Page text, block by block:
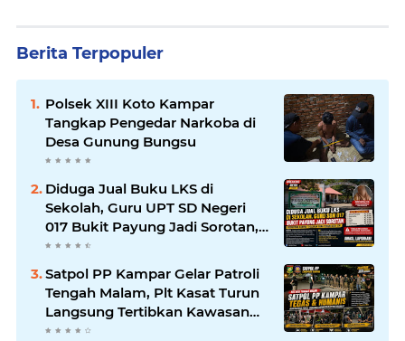
Berita Terpopuler
Polsek XIII Koto Kampar
Tangkap Pengedar Narkoba di
Desa Gunung Bungsu
Diduga Jual Buku LKS di
Sekolah, Guru UPT SD Negeri
017 Bukit Payung Jadi Sorotan,
Disdikpora Kampar Tegaskan
Tidak Pernah Beri Izin
Satpol PP Kampar Gelar Patroli
Tengah Malam, Plt Kasat Turun
Langsung Tertibkan Kawasan
Publik dan Warung Karaoke